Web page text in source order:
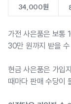
34,000원
가전 사은품은 보통
30만 원까지 받을
현금 사은품은 가입
때마다 판매 수당이